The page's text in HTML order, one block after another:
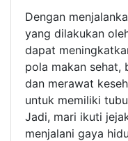
Dengan
yang dilakukan
dapat
pola makan sehat,
dan merawat
untuk memiliki
Jadi, mari ikuti
menjalani gaya